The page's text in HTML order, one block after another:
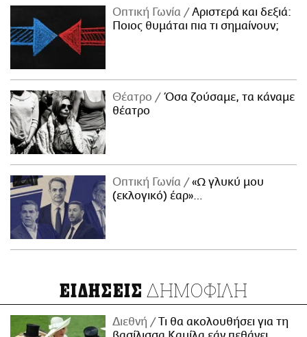
Οπτική Γωνία
Αριστερά και δεξιά:
Ποιος θυμάται πια τι σημαίνουν;
Θέατρο
Όσα ζούσαμε, τα κάναμε
θέατρο
Οπτική Γωνία
«Ω γλυκύ μου
(εκλογικό) έαρ»…
ΕΙΔΗΣΕΙΣ ΔΗΜΟΦΙΛΗ
Διεθνή
Τι θα ακολουθήσει για τη